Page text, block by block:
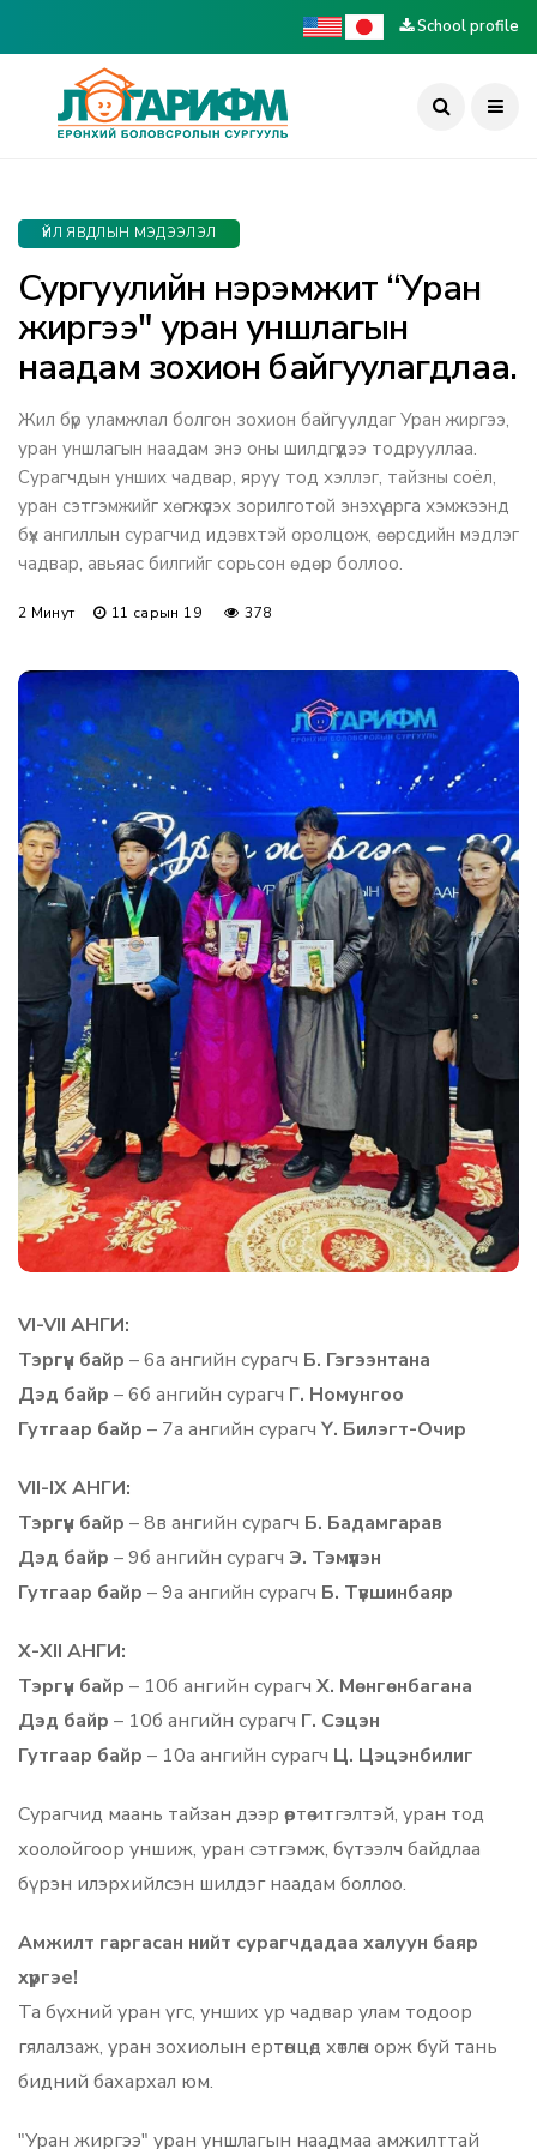
School profile
ҮЙЛ ЯВДЛЫН МЭДЭЭЛЭЛ
Сургуулийн нэрэмжит “Уран
жиргээ" уран уншлагын
наадам зохион байгуулагдлаа.
Жил бүр уламжлал болгон зохион байгуулдаг Уран жиргээ,
уран уншлагын наадам энэ оны шилдгүүдээ тодрууллаа.
Сурагчдын унших чадвар, яруу тод хэллэг, тайзны соёл,
уран сэтгэмжийг хөгжүүлэх зорилготой энэхүү арга хэмжээнд
бүх ангиллын сурагчид идэвхтэй оролцож, өөрсдийн мэдлэг
чадвар, авьяас билгийг сорьсон өдөр боллоо.
2 Минут 11 сарын 19 378
VI-VII АНГИ:
Тэргүүн байр – 6а ангийн сурагч Б. Гэгээнтана
Дэд байр – 6б ангийн сурагч Г. Номунгоо
Гутгаар байр – 7а ангийн сурагч Ү. Билэгт-Очир
VII-IX АНГИ:
Тэргүүн байр – 8в ангийн сурагч Б. Бадамгарав
Дэд байр – 9б ангийн сурагч Э. Тэмүүлэн
Гутгаар байр – 9а ангийн сурагч Б. Түвшинбаяр
X-XII АНГИ:
Тэргүүн байр – 10б ангийн сурагч Х. Мөнгөнбагана
Дэд байр – 10б ангийн сурагч Г. Сэцэн
Гутгаар байр – 10а ангийн сурагч Ц. Цэцэнбилиг
Сурагчид маань тайзан дээр өөртөө итгэлтэй, уран тод
хоолойгоор уншиж, уран сэтгэмж, бүтээлч байдлаа
бүрэн илэрхийлсэн шилдэг наадам боллоо.
Амжилт гаргасан нийт сурагчдадаа халуун баяр
хүргэе!
Та бүхний уран үгс, унших ур чадвар улам тодоор
гялалзаж, уран зохиолын ертөнцөд хөтлөн орж буй тань
бидний бахархал юм.
"Уран жиргээ" уран уншлагын наадмаа амжилттай